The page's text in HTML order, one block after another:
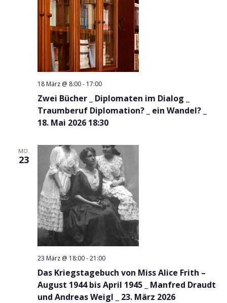
Zwei Bücher _ Diplomaten im Dialog _
Traumberuf Diplomation? _ ein Wandel? _
18. Mai 2026 18:30
18 März @ 8:00- 17:00
MO.
23
Das Kriegstagebuch von Miss Alice Frith –
August 1944 bis April 1945 _ Manfred Draudt
und Andreas Weigl _ 23. März 2026
23 März @ 18:00-21:00